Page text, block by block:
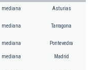
mediana Asturias
mediana Tarragona
mediana Pontevedra
mediana Madrid